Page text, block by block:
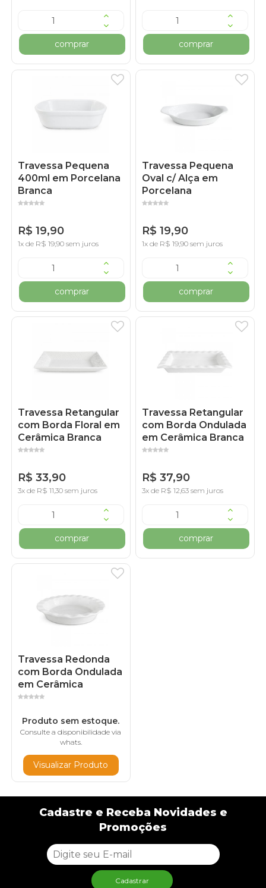
comprar comprar
Travessa Pequena
400ml em Porcelana
Branca
R$ 19,90
1x de R$ 19,90 sem juros
comprar
Travessa Pequena
Oval c/ Alça em
Porcelana
R$ 19,90
1x de R$ 19,90 sem juros
comprar
Travessa Retangular
com Borda Floral em
Cerâmica Branca
R$ 33,90
3x de R$ 11,30 sem juros
comprar
Travessa Retangular
com Borda Ondulada
em Cerâmica Branca
R$ 37,90
3x de R$ 12,63 sem juros
comprar
Travessa Redonda
com Borda Ondulada
em Cerâmica
Produto sem estoque.
Consulte a disponibilidade via
whats.
Visualizar Produto
Cadastre e Receba Novidades e
Promoções
Cadastrar